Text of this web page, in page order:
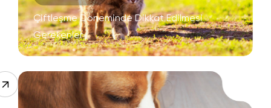
Çiftleşme Döneminde Dikkat Edilmesi
Gerekenler